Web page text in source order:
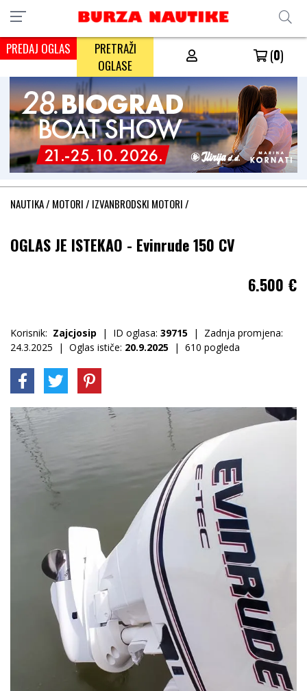
PREDAJ OGLAS
PRETRAŽI
OGLASE
(0)
NAUTIKA/ MOTORI/ IZVANBRODSKI MOTORI/
OGLAS JE ISTEKAO - Evinrude 150 CV
6.500 €
Korisnik: Zajcjosip | ID oglasa: 39715 | Zadnja promjena:
24.3.2025 | Oglas ističe: 20.9.2025 | 610 pogleda